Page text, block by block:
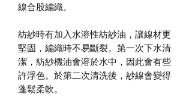
線合股編織。
紡紗時有加入水溶性紡紗油，讓線材更
堅固，編織時不易斷裂。第一次下水清
潔，紡紗機油會溶於水中，因此會有些
許浮色。於第二次清洗後，紗線會變得
蓬鬆柔軟。